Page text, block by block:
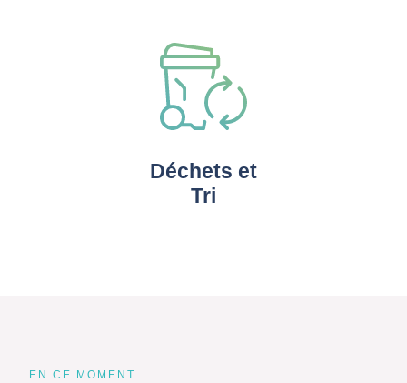
Déchets et
Tri
EN CE MOMENT